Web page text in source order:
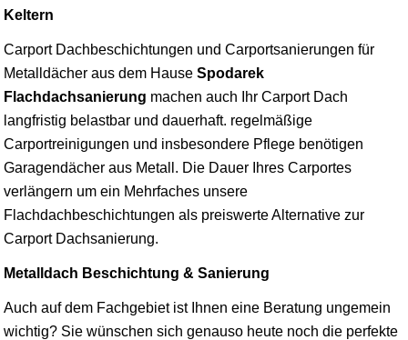
Keltern
Carport Dachbeschichtungen und Carportsanierungen für
Metalldächer aus dem Hause Spodarek
Flachdachsanierung machen auch Ihr Carport Dach
langfristig belastbar und dauerhaft. regelmäßige
Carportreinigungen und insbesondere Pflege benötigen
Garagendächer aus Metall. Die Dauer Ihres Carportes
verlängern um ein Mehrfaches unsere
Flachdachbeschichtungen als preiswerte Alternative zur
Carport Dachsanierung.
Metalldach Beschichtung & Sanierung
Auch auf dem Fachgebiet ist Ihnen eine Beratung ungemein
wichtig? Sie wünschen sich genauso heute noch die perfekte